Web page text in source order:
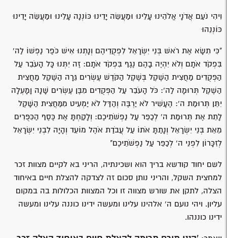
וִיהִי נֹעַם אֲדֹנָי אֱלֹהֵינוּ עָלֵינוּ וּמַעֲשֵׂה יָדֵינוּ כּוֹנְנָה עָלֵינוּ וּמַעֲשֵׂה יָדֵינוּ
כּוֹנְנֵהוּ
"כִּי תִשָּׂא אֶת רֹאשׁ בְּנֵי יִשְׂרָאֵל לִפְקֻדֵיהֶם וְנָתְנוּ אִישׁ כֹּפֶר נַפְשׁוֹ לַה'
בִּפְקֹד אֹתָם וְלֹא יִהְיֶה בָהֶם נֶגֶף בִּפְקֹד אֹתָם: זֶה יִתְּנוּ כָּל הָעֹבֵר עַל
הַפְּקֻדִים מַחֲצִית הַשֶּׁקֶל בְּשֶׁקֶל הַקֹּדֶשׁ עֶשְׂרִים גֵּרָה הַשֶּׁקֶל מַחֲצִית
הַשֶּׁקֶל תְּרוּמָה לַה': כֹּל הָעֹבֵר עַל הַפְּקֻדִים מִבֶּן עֶשְׂרִים שָׁנָה וָמָעְלָה
יִתֵּן תְּרוּמַת ה': הֶעָשִׁיר לֹא יַרְבֶּה וְהַדַּל לֹא יַמְעִיט מִמַּחֲצִית הַשָּׁקֶל
לָתֵת אֶת תְּרוּמַת ה' לְכַפֵּר עַל נַפְשֹׁתֵיכֶם: וְלָקַחְתָּ אֶת כֶּסֶף הַכִּפֻּרִים
מֵאֵת בְּנֵי יִשְׂרָאֵל וְנָתַתָּ אֹתוֹ עַל עֲבֹדַת אֹהֶל מוֹעֵד וְהָיָה לִבְנֵי יִשְׂרָאֵל
לְזִכָּרוֹן לִפְנֵי ה' לְכַפֵּר עַל נַפְשֹׁתֵיכֶם"
לשם יחוד קודשא בריך הוא ושכינתיה, הריני בא לקיים מצוות זכר
למחצית השקל, והריני נותן סכום זה לצדקה להצלת חיים באיחוד
הצלה, לתקן את שורש מצווה זו וכל המצוות הכלולות בה במקום
עליון. ויהי נועם ה’ אלהינו עלינו ומעשה ידינו כוננה עלינו ומעשה
ידינו כוננהו.